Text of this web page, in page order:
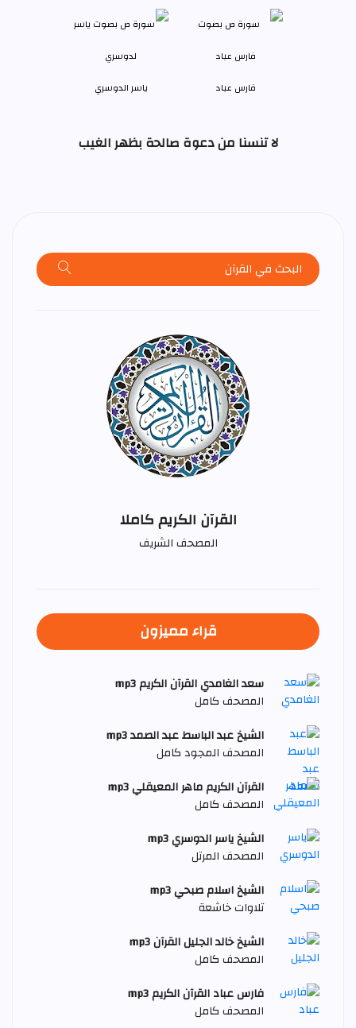
فارس عباد ياسر الدوسري
لا تنسنا من دعوة صالحة بظهر الغيب
القرآن الكريم كاملا
المصحف الشريف
قراء مميزون
سعد الغامدي القرآن الكريم mp3
المصحف كامل
الشيخ عبد الباسط عبد الصمد mp3
المصحف المجود كامل
القرآن الكريم ماهر المعيقلي mp3
المصحف كامل
الشيخ ياسر الدوسري mp3
المصحف المرتل
الشيخ اسلام صبحي mp3
تلاوات خاشعة
الشيخ خالد الجليل القرآن mp3
المصحف كامل
فارس عباد القرآن الكريم mp3
المصحف كامل